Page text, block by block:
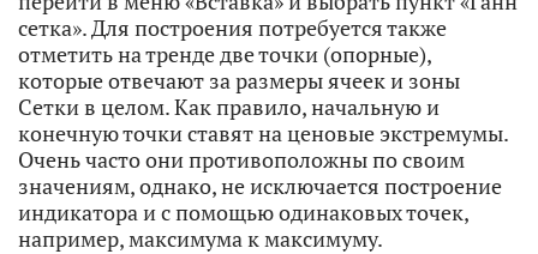
сетка». Для построения потребуется также
отметить на тренде две точки (опорные),
которые отвечают за размеры ячеек и зоны
Сетки в целом. Как правило, начальную и
конечную точки ставят на ценовые экстремумы.
Очень часто они противоположны по своим
значениям, однако, не исключается построение
индикатора и с помощью одинаковых точек,
например, максимума к максимуму.